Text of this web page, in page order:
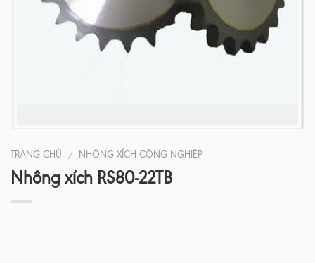
TRANG CHỦ / NHÔNG XÍCH CÔNG NGHIỆP
Nhông xích RS80-22TB